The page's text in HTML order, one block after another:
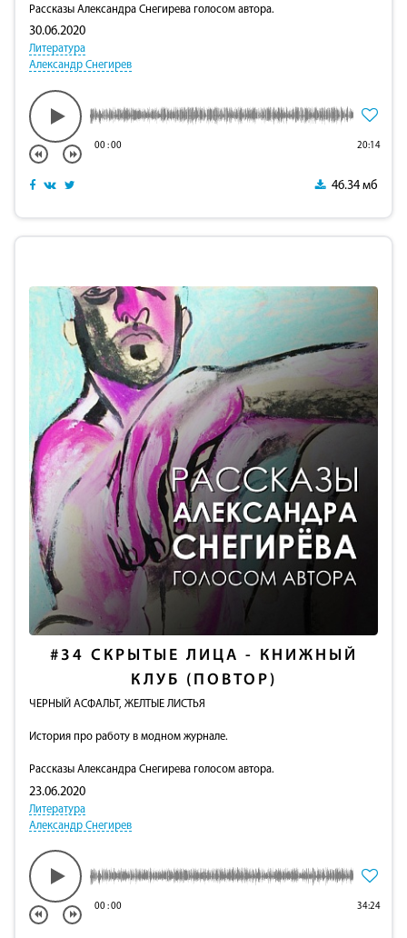
Рассказы Александра Снегирева голосом автора.
30.06.2020
Литература
Александр Снегирев
00:00 20:14
46.34 мб
#34 СКРЫТЫЕ ЛИЦА - КНИЖНЫЙ
КЛУБ (ПОВТОР)
ЧЕРНЫЙ АСФАЛЬТ, ЖЕЛТЫЕ ЛИСТЬЯ
История про работу в модном журнале.
Рассказы Александра Снегирева голосом автора.
23.06.2020
Литература
Александр Снегирев
00:00 34:24